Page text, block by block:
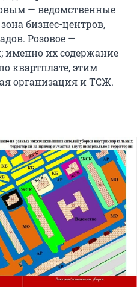
— ведомственные
бизнес-центров,
Розовое —
именно их содержание
квартплате, этим
организация и ТСЖ.